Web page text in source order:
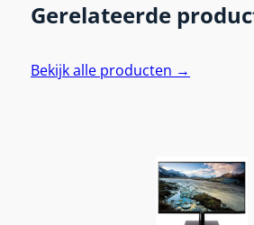
Gerelateerde
Bekijk alle producten →